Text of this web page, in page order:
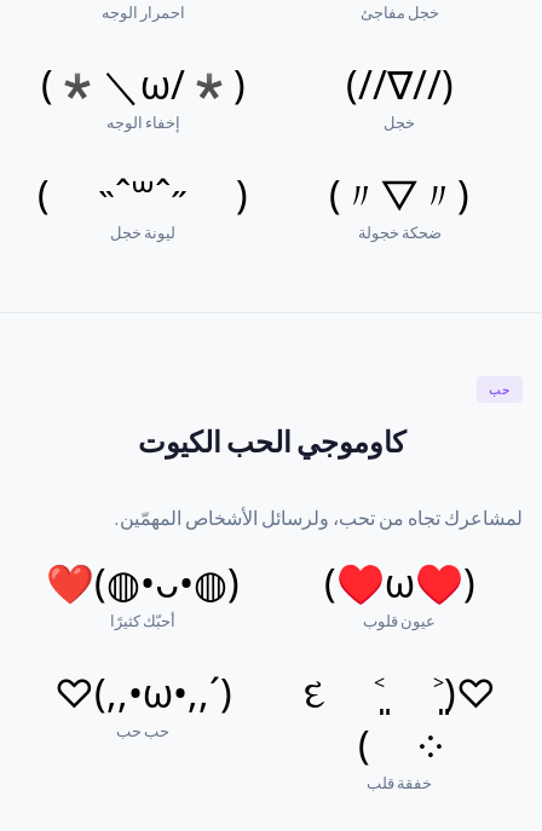
خجل مفاجئ احمرار الوجه
(//∇//)
خجل
(*/ω＼*)
إخفاء الوجه
(〃▽〃)
ضحكة خجولة
( ˶ˆ꒳ˆ˵ )
ليونة خجل
حب
كاوموجي الحب الكيوت
لمشاعرك تجاه من تحب، ولرسائل الأشخاص المهمّين.
(♥ω♥)
عيون قلوب
(◍•ᴗ•◍)❤
أحبّك كثيرًا
♡(˃͈ દ ˂͈
༶ )
خفقة قلب
(´,,•ω•,,)♡
حب حب